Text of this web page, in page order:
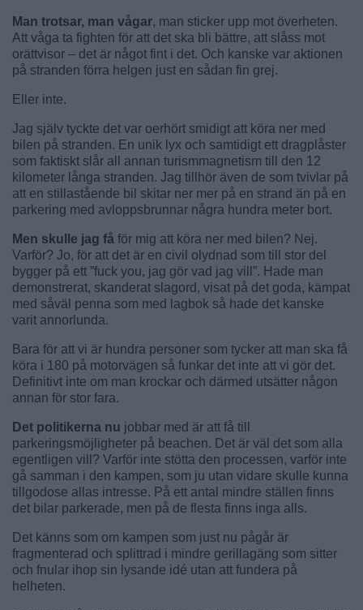
Man trotsar, man vågar, man sticker upp mot överheten.
Att våga ta fighten för att det ska bli bättre, att slåss mot
orättvisor – det är något fint i det. Och kanske var aktionen
på stranden förra helgen just en sådan fin grej.
Eller inte.
Jag själv tyckte det var oerhört smidigt att köra ner med
bilen på stranden. En unik lyx och samtidigt ett dragplåster
som faktiskt slår all annan turismmagnetism till den 12
kilometer långa stranden. Jag tillhör även de som tvivlar på
att en stillastående bil skitar ner mer på en strand än på en
parkering med avloppsbrunnar några hundra meter bort.
Men skulle jag få för mig att köra ner med bilen? Nej.
Varför? Jo, för att det är en civil olydnad som till stor del
bygger på ett ”fuck you, jag gör vad jag vill”. Hade man
demonstrerat, skanderat slagord, visat på det goda, kämpat
med såväl penna som med lagbok så hade det kanske
varit annorlunda.
Bara för att vi är hundra personer som tycker att man ska få
köra i 180 på motorvägen så funkar det inte att vi gör det.
Definitivt inte om man krockar och därmed utsätter någon
annan för stor fara.
Det politikerna nu jobbar med är att få till
parkeringsmöjligheter på beachen. Det är väl det som alla
egentligen vill? Varför inte stötta den processen, varför inte
gå samman i den kampen, som ju utan vidare skulle kunna
tillgodose allas intresse. På ett antal mindre ställen finns
det bilar parkerade, men på de flesta finns inga alls.
Det känns som om kampen som just nu pågår är
fragmenterad och splittrad i mindre gerillagäng som sitter
och fnular ihop sin lysande idé utan att fundera på
helheten.